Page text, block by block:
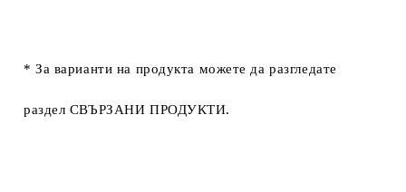
* За варианти на продукта можете да разгледате
раздел СВЪРЗАНИ ПРОДУКТИ.